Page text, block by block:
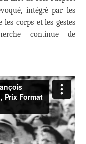
intégré par les
les corps et les gestes
continue de